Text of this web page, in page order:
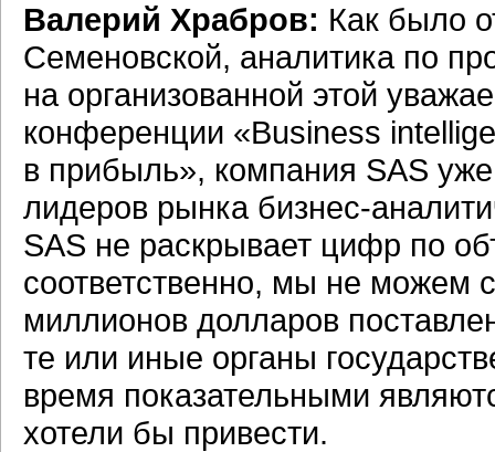
Валерий Храбров: Как было
Семеновской, аналитика по
на организованной этой
конференции «Business
в прибыль», компания SAS
лидеров рынка бизнес-
SAS не раскрывает цифр по
соответственно, мы не можем
миллионов долларов
те или иные органы
время показательными
хотели бы привести.